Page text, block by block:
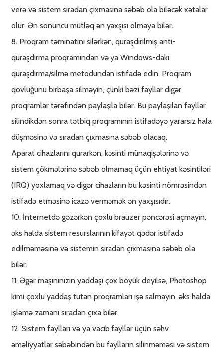
verə və sistem sıradan çıxmasına səbəb ola biləcək xətalar
olur. Ən sonuncu mütləq ən yaxşısı olmaya bilər.
8. Proqram təminatını silərkən, quraşdırılmış anti-
quraşdırma proqramından və ya Windows-dakı
quraşdırma/silmə metodundan istifadə edin. Proqram
qovluğunu birbaşa silməyin, çünki bəzi fayllar digər
proqramlar tərəfindən paylaşıla bilər. Bu paylaşılan fayllar
silindikdən sonra tətbiq proqramının istifadəyə yararsız hala
düşməsinə və sıradan çıxmasına səbəb olacaq.
Aparat cihazlarını qurarkən, kəsinti münaqişələrinə və
sistem çökmələrinə səbəb olmamaq üçün ehtiyat kəsintiləri
(IRQ) yoxlamaq və digər cihazların bu kəsinti nömrəsindən
istifadə etməsinə icazə verməmək ən yaxşısıdır.
10. İnternetdə gəzərkən çoxlu brauzer pəncərəsi açmayın,
əks halda sistem resurslarının kifayət qədər istifadə
edilməməsinə və sistemin sıradan çıxmasına səbəb ola
bilər.
11. Əgər maşınınızın yaddaşı çox böyük deyilsə, Photoshop
kimi çoxlu yaddaş tutan proqramları işə salmayın, əks halda
işləmə zamanı sıradan çıxa bilər.
12. Sistem faylları və ya vacib fayllar üçün səhv
əməliyyatlar səbəbindən bu faylların silinməməsi və sistem